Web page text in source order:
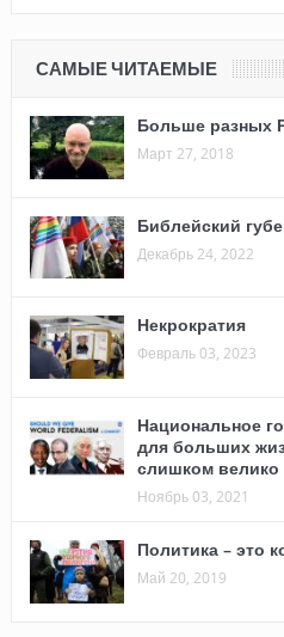
САМЫЕ ЧИТАЕМЫЕ
Больше разных
Март 27, 2018
Библейский
Декабрь 24, 2022
Некрократия
Февраль 03, 2023
Национальное
для больших
слишком велико
Ноябрь 03, 2021
Политика – это
Май 20, 2019